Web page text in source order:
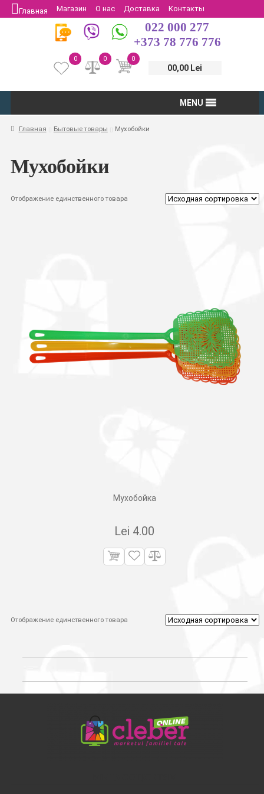
Главная Магазин О нас Доставка
Контакты
Защита потребителей
Возврат
022 000 277
+373 78 776 776
0
00,00 Lei
0
0
MENU
Главная Бытовые товары Мухобойки
Мухобойки
Отображение единственного товара
Мухобойка
Lei 4.00
Отображение единственного товара